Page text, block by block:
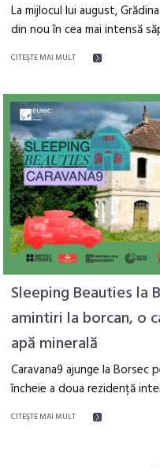
La mijlocul lui august,
din nou în cea mai intensă
CITEŞTE MAI MULT
Sleeping Beauties la
amintiri la borcan, o
apă minerală
Caravana9 ajunge la
încheie a doua rezidență
CITEŞTE MAI MULT